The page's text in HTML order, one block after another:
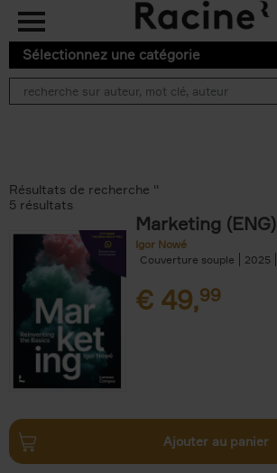
Aller au contenu principal
Sélectionnez une catégorie
Résultats de recherche ''
5 résultats
Marketing (ENG)
Igor Nowé
Couverture souple
2025
€ 49,99
Ajouter au panier